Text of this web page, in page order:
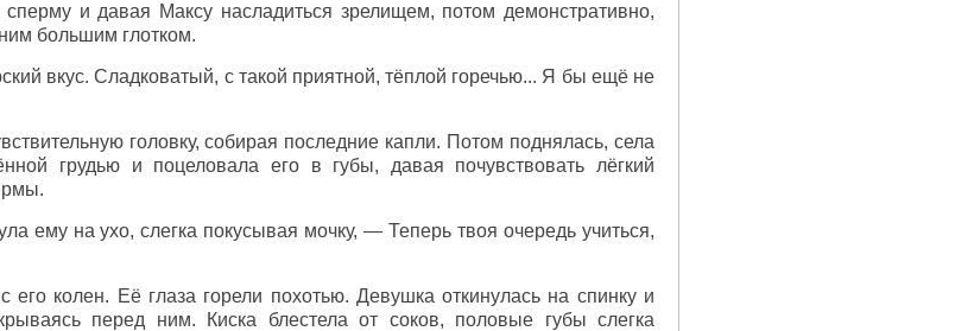
и давая Максу насладиться зрелищем, потом демонстративно,
большим глотком.
вкус. Сладковатый, с такой приятной, тёплой горечью... Я бы ещё не
головку, собирая последние капли. Потом поднялась, села
грудью и поцеловала его в губы, давая почувствовать лёгкий
ему на ухо, слегка покусывая мочку, — Теперь твоя очередь учиться,
колен. Её глаза горели похотью. Девушка откинулась на спинку и
перед ним. Киска блестела от соков, половые губы слегка